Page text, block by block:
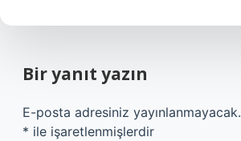
Bir yanıt yazın
E-posta adresiniz yayınlanmayacak.
* ile işaretlenmişlerdir